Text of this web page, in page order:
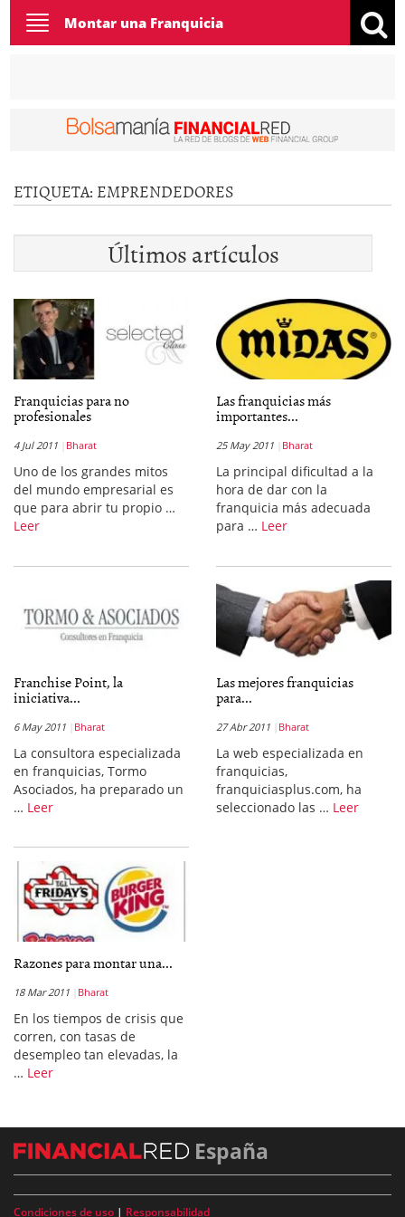
Toggle
navigation
Montar una Franquicia
ETIQUETA: EMPRENDEDORES
Últimos artículos
Franquicias para no
profesionales
4 Jul 2011 Bharat
Uno de los grandes mitos
del mundo empresarial es
que para abrir tu propio …
Leer
Las franquicias más
importantes...
25 May 2011 Bharat
La principal dificultad a la
hora de dar con la
franquicia más adecuada
para … Leer
Franchise Point, la
iniciativa...
6 May 2011 Bharat
La consultora especializada
en franquicias, Tormo
Asociados, ha preparado un
… Leer
Las mejores franquicias
para...
27 Abr 2011 Bharat
La web especializada en
franquicias,
franquiciasplus.com, ha
seleccionado las … Leer
Razones para montar una...
18 Mar 2011 Bharat
En los tiempos de crisis que
corren, con tasas de
desempleo tan elevadas, la
… Leer
España
Condiciones de uso | Responsabilidad